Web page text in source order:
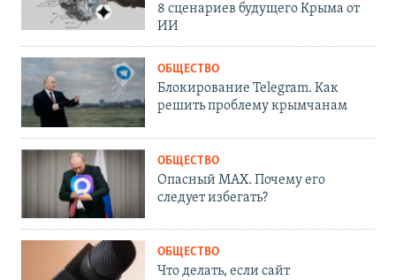
8 сценариев будущего Крыма от
ИИ
ОБЩЕСТВО
Блокирование Telegram. Как
решить проблему крымчанам
ОБЩЕСТВО
Опасный MAX. Почему его
следует избегать?
ОБЩЕСТВО
Что делать, если сайт